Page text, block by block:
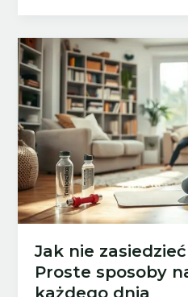
co
a
odchudzanie
–
czy
sam
ruch
wystarczy?
Jak nie
Proste sposoby
każdego dnia